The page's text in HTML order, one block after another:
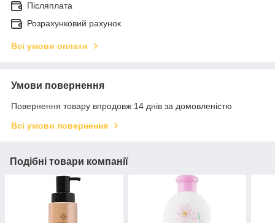
Післяплата
Розрахунковий рахунок
Всі умови оплати
Умови повернення
Повернення товару впродовж 14 днів за домовленістю
Всі умови повернення
Подібні товари компанії